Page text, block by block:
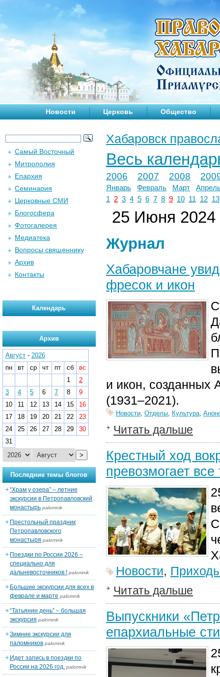
Новости Церковь Общество
Хабаровск
Весь
2006 2007 2008
Январь Февраль Март
1
2 3 4 5 6 7 8 9 10 11 12 13
25 Июня 2024
Журнал
Хабаровчане
фресок и икон
и икон,
(1931–2021).
Новости, Отделы, Культура,
Читать дальше
Крестный ход
превозмогает все
Новости,
Читать дальше
Выпускники
епархиальные
Самый Восточный
Митрополия
Епархия
Семинария
Церковные СМИ
Блогосфера
Фотогалерея
Медиатека
Вопросы священнику
Архив
Контакты
Календарь
Архив
Август - 2026
пн
вт ср чт пт сб
вс
1
2
3
4 5 6 7 8
9
10
11 12 13 14 15
16
17
18 19 20 21 22
23
24
25 26 27 28 29
30
31
>
Последние темы блогов
“Храм у озера” – летние
экскурсии в Петропавловский
монастырь palomnik
Престольный праздник
Петропавловского
монастыря palomnik
Поездки по России 2026 –
специально для
дальневосточников ! palomnik
Большие экскурсии для всех в
феврале и марте palomnik
“Татьянин день” – большая
экскурсия palomnik
Зимние экскурсии для
паломников palomnik
Идет запись в поездки по
России на 2026 год. palomnik